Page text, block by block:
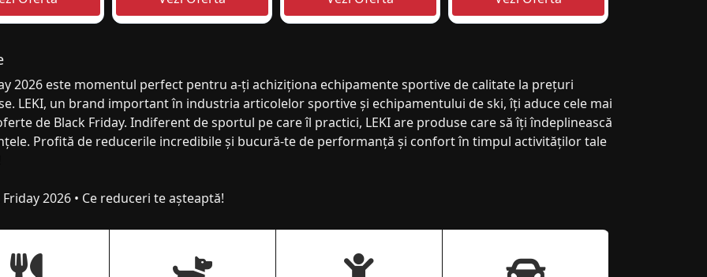
2026 este momentul perfect pentru a-ți achiziționa echipamente sportive de calitate la prețuri
LEKI, un brand important în industria articolelor sportive și echipamentului de ski, îți aduce cele mai
de Black Friday. Indiferent de sportul pe care îl practici, LEKI are produse care să îți îndeplinească
Profită de reducerile incredibile și bucură-te de performanță și confort în timpul activităților tale
Friday 2026 • Ce reduceri te așteaptă!